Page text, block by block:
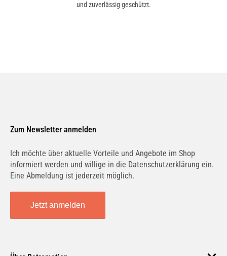
und zuverlässig geschützt.
Zum Newsletter anmelden
Ich möchte über aktuelle Vorteile und Angebote im Shop
informiert werden und willige in die Datenschutzerklärung ein.
Eine Abmeldung ist jederzeit möglich.
Jetzt anmelden